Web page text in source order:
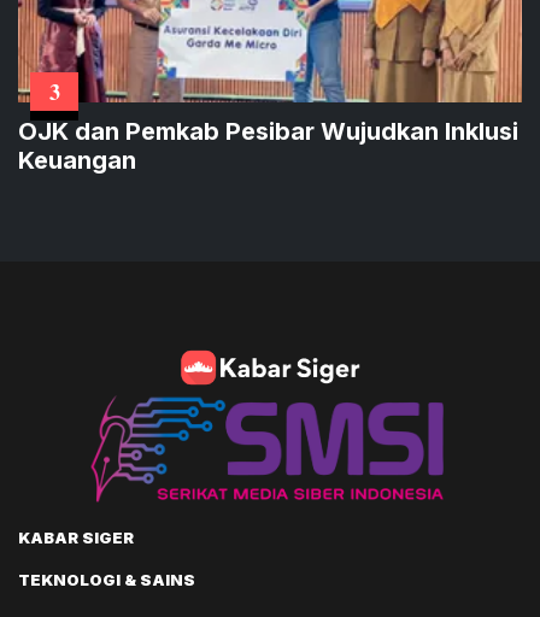
3
OJK dan Pemkab Pesibar Wujudkan Inklusi
Keuangan
KABAR SIGER
TEKNOLOGI & SAINS